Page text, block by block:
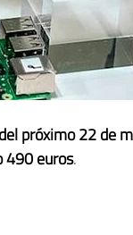
próximo 22 de
490 euros.